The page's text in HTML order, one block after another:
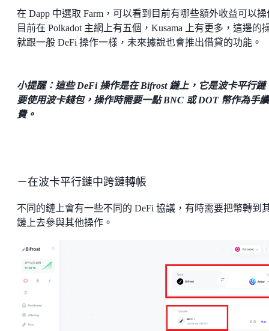
在 Dapp 中選取 Farm，可以看到目前有哪些額外收益可以操
目前在 Polkadot 主網上有五個，Kusama 上有更多，這邊的
就跟一般 DeFi 操作一樣，未來據說也會推出借貸的功能。
小提醒：這些 DeFi 操作是在 Bifrost 鏈上，它是波卡平行鏈
要使用波卡錢包，操作時需要一點 BNC 或 DOT 幣作為手續
費。
－在波卡平行鏈中跨鏈轉帳
不同的鏈上會有一些不同的 DeFi 協議，有時需要把幣轉到
鏈上去參與其他操作。